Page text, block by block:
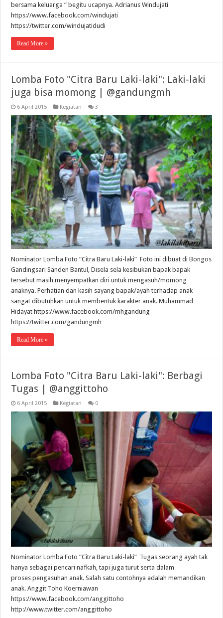
bersama keluarga “ begitu ucapnya. Adrianus Windujati
https://www.facebook.com/windujati
https://twitter.com/windujatidudi
Read More »
Lomba Foto "Citra Baru Laki-laki": Laki-laki
juga bisa momong | @gandungmh
6 April 2015 Kegiatan 3
Nominator Lomba Foto “Citra Baru Laki-laki” Foto ini dibuat di Bongos
Gandingsari Sanden Bantul, Disela sela kesibukan bapak bapak
tersebut masih menyempatkan diri untuk mengasuh/momong
anaknya. Perhatian dan kasih sayang bapak/ayah terhadap anak
sangat dibutuhkan untuk membentuk karakter anak. Muhammad
Hidayat https://www.facebook.com/mhgandung
https://twitter.com/gandungmh
Read More »
Lomba Foto "Citra Baru Laki-laki": Berbagi
Tugas | @anggittoho
6 April 2015 Kegiatan 0
Nominator Lomba Foto “Citra Baru Laki-laki” Tugas seorang ayah tak
hanya sebagai pencari nafkah, tapi juga turut serta dalam
proses pengasuhan anak. Salah satu contohnya adalah memandikan
anak. Anggit Toho Koerniawan
https://www.facebook.com/anggittoho
http://www.twitter.com/anggittoho